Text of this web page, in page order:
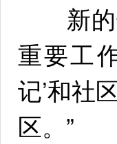
新的
重要工
记’和社
区。”